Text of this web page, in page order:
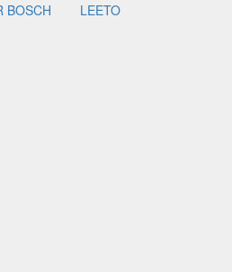
BOSCH
LEETO